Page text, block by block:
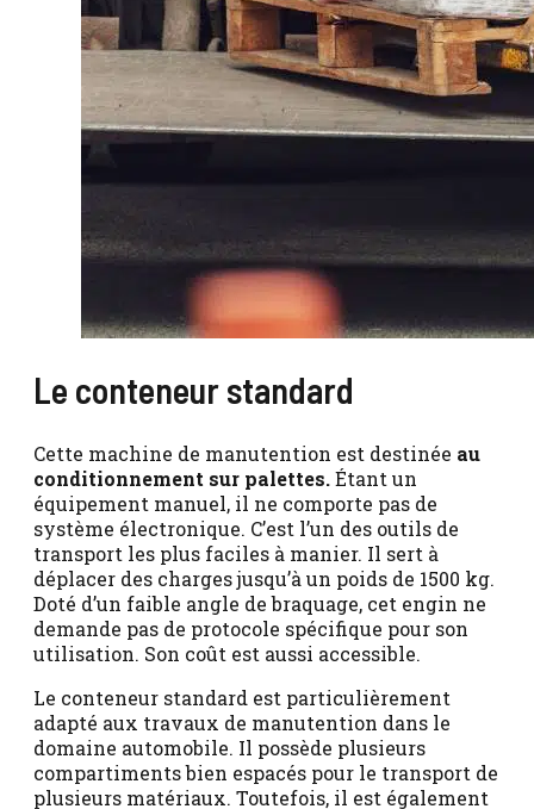
Le conteneur standard
Cette machine de manutention est destinée au
conditionnement sur palettes.Étant un
équipement manuel, il ne comporte pas de
système électronique. C’est l’un des outils de
transport les plus faciles à manier. Il sert à
déplacer des charges jusqu’à un poids de 1500 kg.
Doté d’un faible angle de braquage, cet engin ne
demande pas de protocole spécifique pour son
utilisation. Son coût est aussi accessible.
Le conteneur standard est particulièrement
adapté aux travaux de manutention dans le
domaine automobile. Il possède plusieurs
compartiments bien espacés pour le transport de
plusieurs matériaux. Toutefois, il est également